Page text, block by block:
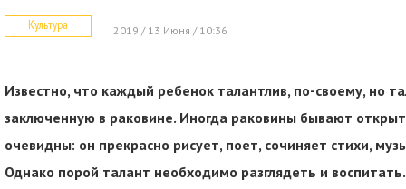
Культура 2019 / 13 Июня / 10:36
Известно, что каждый ребенок талантлив, по-своему, но
заключенную в раковине. Иногда раковины бывают
очевидны: он прекрасно рисует, поет, сочиняет стихи,
Однако порой талант необходимо разглядеть и